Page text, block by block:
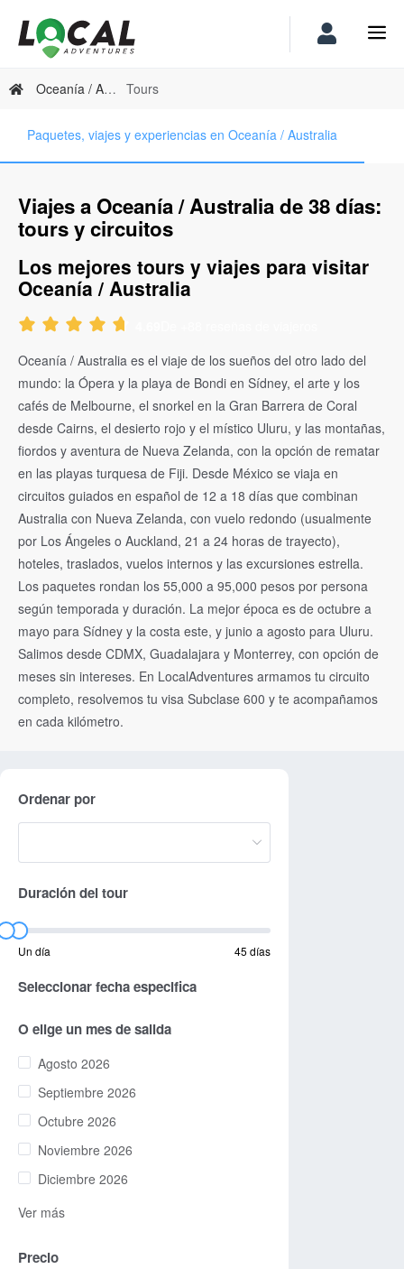
Oceanía / Australia Tours
Paquetes, viajes y experiencias en Oceanía / Australia
Viajes a Oceanía / Australia de 38 días:
tours y circuitos
Los mejores tours y viajes para visitar
Oceanía / Australia
Oceanía / Australia es el viaje de los sueños del otro lado del
mundo: la Ópera y la playa de Bondi en Sídney, el arte y los
cafés de Melbourne, el snorkel en la Gran Barrera de Coral
desde Cairns, el desierto rojo y el místico Uluru, y las montañas,
fiordos y aventura de Nueva Zelanda, con la opción de rematar
en las playas turquesa de Fiji. Desde México se viaja en
circuitos guiados en español de 12 a 18 días que combinan
Australia con Nueva Zelanda, con vuelo redondo (usualmente
por Los Ángeles o Auckland, 21 a 24 horas de trayecto),
hoteles, traslados, vuelos internos y las excursiones estrella.
Los paquetes rondan los 55,000 a 95,000 pesos por persona
según temporada y duración. La mejor época es de octubre a
mayo para Sídney y la costa este, y junio a agosto para Uluru.
Salimos desde CDMX, Guadalajara y Monterrey, con opción de
meses sin intereses. En LocalAdventures armamos tu circuito
completo, resolvemos tu visa Subclase 600 y te acompañamos
en cada kilómetro.
Ordenar por
Duración del tour
Un día 45 días
Seleccionar fecha especifica
O elige un mes de salida
Agosto 2026
Septiembre 2026
Octubre 2026
Noviembre 2026
Diciembre 2026
Ver más
Precio